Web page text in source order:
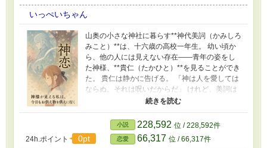
いっぺいちゃん
山奥の小さな神社に暮らす**神代美詞（かみしろ
みこと）**は、十六歳の高校一年生。 幼い頃か
ら、他の人には見えない存在――青年の姿をし
た神様、**貴仁（たかひと）**を見ることができ
た。 貴仁は静かに告げる。 「神は人を愛しては
ならぬ。それは呪いだからだ」 けれど、美詞は
彼に惹かれてしまう。 境界の向こうにいるはず
の彼もまた、少しずつ心を揺らし始めていた。
そんな二人の前に、人の心の澱〈おり〉から生
まれる“祟りの芽”が現れる。 芽は黒い水や影と
なって人々に災いをもたらし、放置すれば境界
24h.ポイント 0pt
小説 228,592 位 / 228,592件
恋愛 66,317 位 / 66,317件